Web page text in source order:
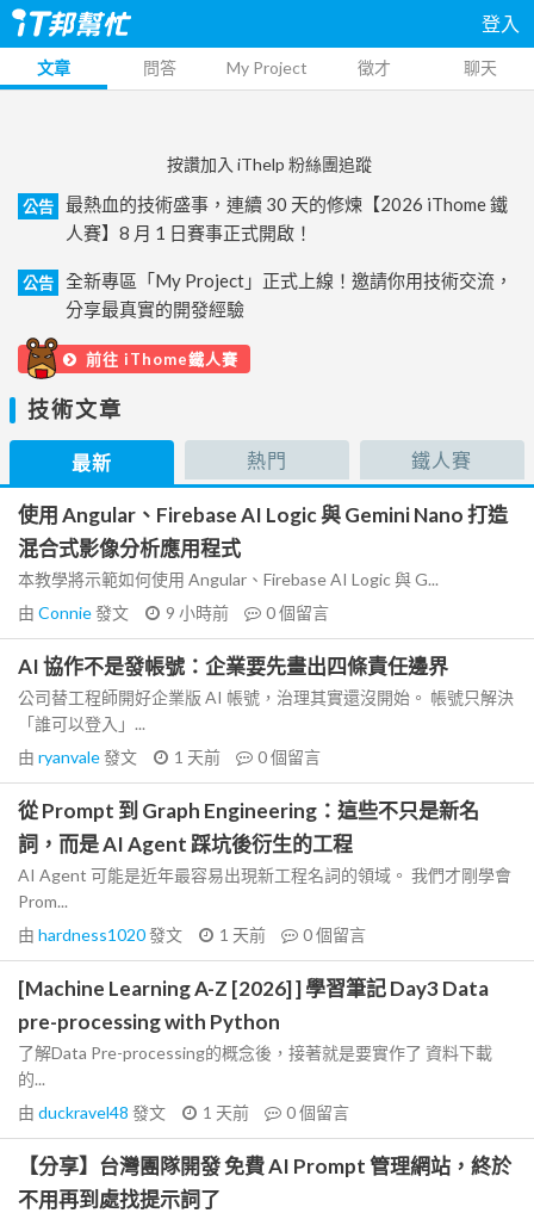
登入
文章 問答 My Project 徵才 聊天
按讚加入 iThelp 粉絲團追蹤
公告
最熱血的技術盛事，連續 30 天的修煉【2026 iThome 鐵
人賽】8 月 1 日賽事正式開啟！
公告
全新專區「My Project」正式上線！邀請你用技術交流，
分享最真實的開發經驗
前往 iThome鐵人賽
技術文章
最新 熱門 鐵人賽
使用 Angular、Firebase AI Logic 與 Gemini Nano 打造
混合式影像分析應用程式
本教學將示範如何使用 Angular、Firebase AI Logic 與 G...
由 Connie發文 9 小時前 0個留言
AI 協作不是發帳號：企業要先畫出四條責任邊界
公司替工程師開好企業版 AI 帳號，治理其實還沒開始。 帳號只解決
「誰可以登入」...
由 ryanvale發文 1 天前 0個留言
從 Prompt 到 Graph Engineering：這些不只是新名
詞，而是 AI Agent 踩坑後衍生的工程
AI Agent 可能是近年最容易出現新工程名詞的領域。 我們才剛學會
Prom...
由 hardness1020發文 1 天前 0個留言
[Machine Learning A-Z [2026] ] 學習筆記 Day3 Data
pre-processing with Python
了解Data Pre-processing的概念後，接著就是要實作了 資料下載
的...
由 duckravel48 發文 1 天前 0個留言
【分享】台灣團隊開發 免費 AI Prompt 管理網站，終於
不用再到處找提示詞了